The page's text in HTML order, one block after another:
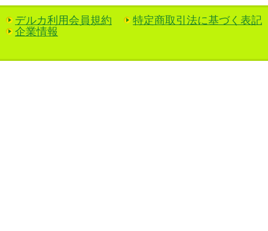
デルカ利用会員規約
特定商取引法に基づく表記
企業情報